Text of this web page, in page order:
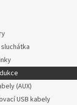
(AUX)
USB kabely